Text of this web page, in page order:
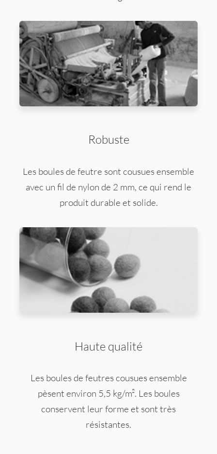
Robuste
Les boules de feutre sont cousues ensemble
avec un fil de nylon de 2 mm, ce qui rend le
produit durable et solide.
Haute qualité
Les boules de feutres cousues ensemble
pèsent environ 5,5 kg/m². Les boules
conservent leur forme et sont très
résistantes.